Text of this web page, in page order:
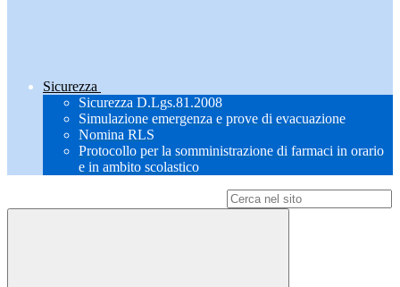
Sicurezza
Sicurezza D.Lgs.81.2008
Simulazione emergenza e prove di evacuazione
Nomina RLS
Protocollo per la somministrazione di farmaci in orario
e in ambito scolastico